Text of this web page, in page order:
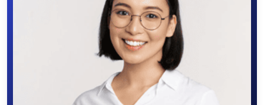
Скачайте приложение в Google Play –
крутите колесо фортуны, выигрывайте
бонусы, удобно ищите и размещайте
объявления - все это в нашем мобильном
приложении SALEX!